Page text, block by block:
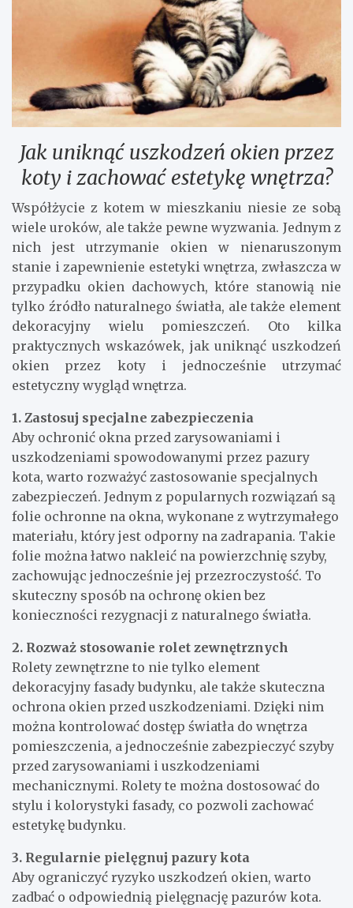
Jak uniknąć uszkodzeń okien przez
koty i zachować estetykę wnętrza?
Współżycie z kotem w mieszkaniu niesie ze sobą
wiele uroków, ale także pewne wyzwania. Jednym z
nich jest utrzymanie okien w nienaruszonym
stanie i zapewnienie estetyki wnętrza, zwłaszcza w
przypadku okien dachowych, które stanowią nie
tylko źródło naturalnego światła, ale także element
dekoracyjny wielu pomieszczeń. Oto kilka
praktycznych wskazówek, jak uniknąć uszkodzeń
okien przez koty i jednocześnie utrzymać
estetyczny wygląd wnętrza.
1. Zastosuj specjalne zabezpieczenia
Aby ochronić okna przed zarysowaniami i
uszkodzeniami spowodowanymi przez pazury
kota, warto rozważyć zastosowanie specjalnych
zabezpieczeń. Jednym z popularnych rozwiązań są
folie ochronne na okna, wykonane z wytrzymałego
materiału, który jest odporny na zadrapania. Takie
folie można łatwo nakleić na powierzchnię szyby,
zachowując jednocześnie jej przezroczystość. To
skuteczny sposób na ochronę okien bez
konieczności rezygnacji z naturalnego światła.
2. Rozważ stosowanie rolet zewnętrznych
Rolety zewnętrzne to nie tylko element
dekoracyjny fasady budynku, ale także skuteczna
ochrona okien przed uszkodzeniami. Dzięki nim
można kontrolować dostęp światła do wnętrza
pomieszczenia, a jednocześnie zabezpieczyć szyby
przed zarysowaniami i uszkodzeniami
mechanicznymi. Rolety te można dostosować do
stylu i kolorystyki fasady, co pozwoli zachować
estetykę budynku.
3. Regularnie pielęgnuj pazury kota
Aby ograniczyć ryzyko uszkodzeń okien, warto
zadbać o odpowiednią pielęgnację pazurów kota.